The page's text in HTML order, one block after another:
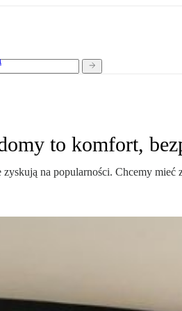
to komfort,
zyskują na popularności. Chcemy